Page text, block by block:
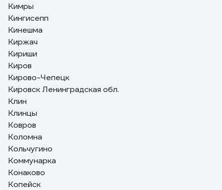
Кимры
Кингисепп
Кинешма
Киржач
Кириши
Киров
Кирово-Чепецк
Кировск Ленинградская обл.
Клин
Клинцы
Ковров
Коломна
Кольчугино
Коммунарка
Конаково
Копейск